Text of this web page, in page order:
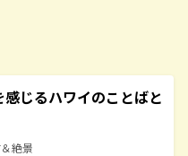
感じるハワイのことばと
絶景